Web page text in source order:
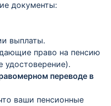
документы:
выплаты.
право на пенсию
удостоверение).
переводе в
ваши пенсионные